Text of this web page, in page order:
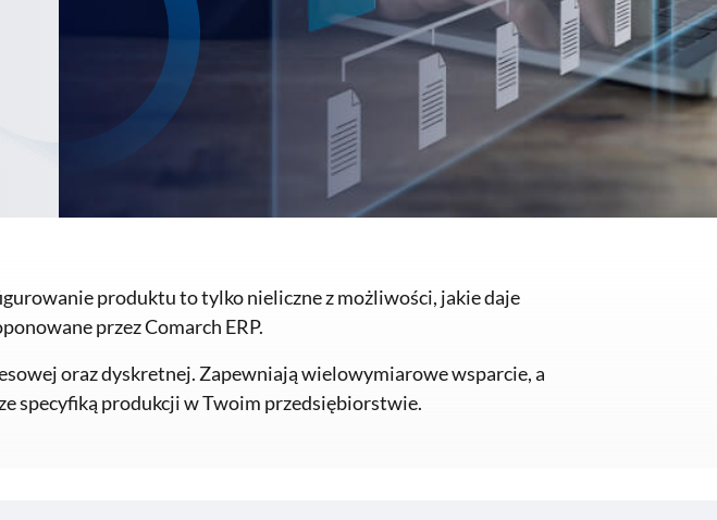
produktu to tylko nieliczne z możliwości, jakie daje
przez Comarch ERP.
oraz dyskretnej. Zapewniają wielowymiarowe wsparcie, a
specyfiką produkcji w Twoim przedsiębiorstwie.